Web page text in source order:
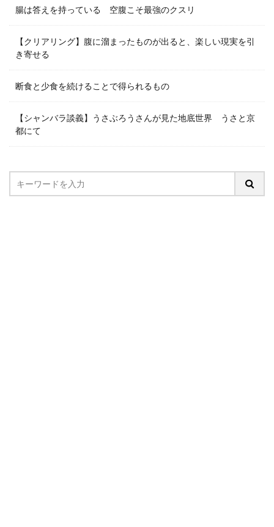
腸は答えを持っている 空腹こそ最強のクスリ
【クリアリング】腹に溜まったものが出ると、楽しい現実を引
き寄せる
断食と少食を続けることで得られるもの
【シャンバラ談義】うさぶろうさんが見た地底世界 うさと京
都にて